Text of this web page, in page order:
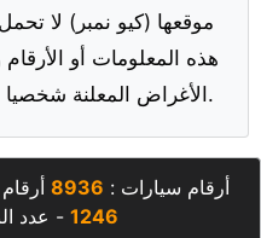
موقعها (كيو نمبر) لا
هذه المعلومات أو
الأغراض المعلنة شخصيا والقيام بالفحص قبل الشراء.
أرقام سيارات : 8936
1246 - عدد